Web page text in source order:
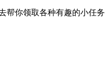
帮你领取各种有趣的小任务